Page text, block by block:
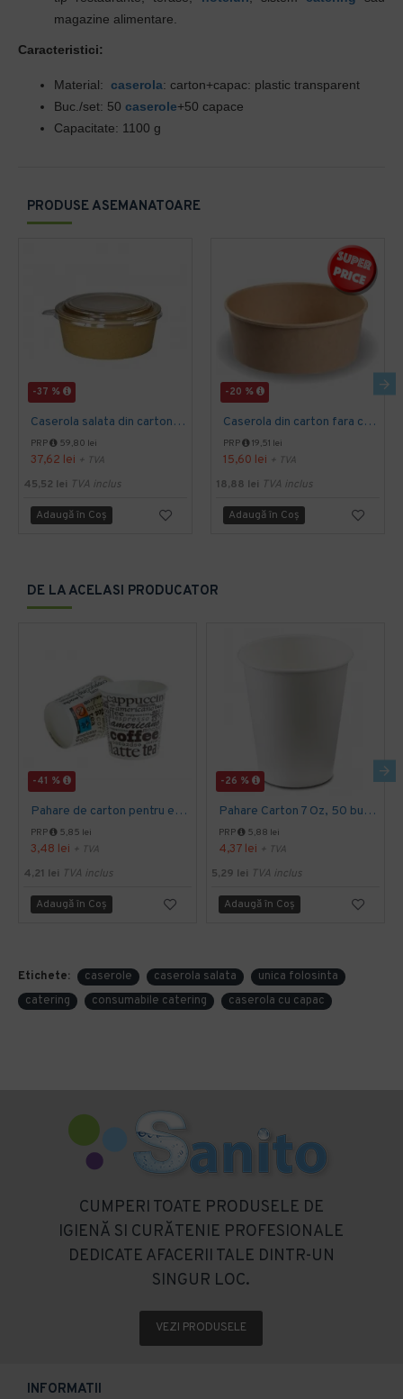
PRODUSE ASEMANATOARE
-37 %
Caserola salata din carton KRAFT, capac transparent, 750 cc, 50 buc/set
PRP 59,80 lei
37,62 lei + TVA
45,52 lei TVA inclus
Adaugă în Coş
-20 %
Caserola din carton fara capac, pentru salata, 750 g, 50 buc/set, Carton
PRP 19,51 lei
15,60 lei + TVA
18,88 lei TVA inclus
Adaugă în Coş
DE LA ACELASI PRODUCATOR
-41 %
Pahare de carton pentru espresso, 4 Oz, 50 buc/set
PRP 5,85 lei
3,48 lei + TVA
4,21 lei TVA inclus
Adaugă în Coş
-26 %
Pahare Carton 7 Oz, 50 buc/set
PRP 5,88 lei
4,37 lei + TVA
5,29 lei TVA inclus
Adaugă în Coş
magazine alimentare.
Caracteristici:
Material: caserola: carton+capac: plastic transparent
Buc./set: 50 caserole+50 capace
Capacitate: 1100 g
Etichete: caserole caserola salata
unica folosinta
catering
consumabile catering caserola cu capac
CUMPERI TOATE PRODUSELE DE
IGIENĂ SI CURĂTENIE PROFESIONALE
DEDICATE AFACERII TALE DINTR-UN
SINGUR LOC.
VEZI PRODUSELE
INFORMATII